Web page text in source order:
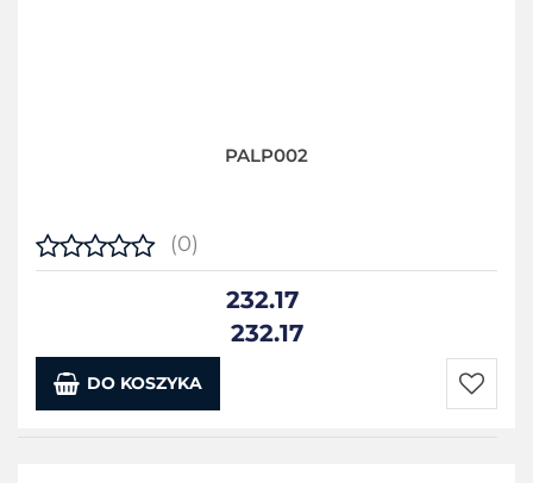
PALP002
(0)
232.17
232.17
DO KOSZYKA
Do